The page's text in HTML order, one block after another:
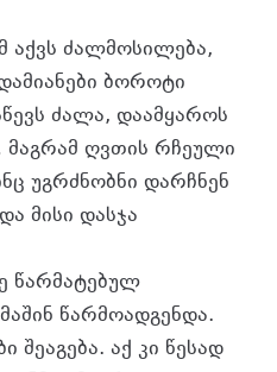
აქვს ძალმოსილება,
ბოროტი
ძალა, დაამყაროს
ღვთის რჩეული
უგრძნობნი დარჩნენ
მისი დასჯა
წარმატებულ
წარმოადგენდა.
აქ კი წესად